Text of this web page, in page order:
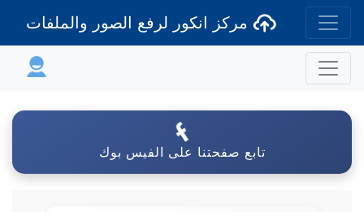
مركز انكور لرفع الصور والملفات
تابع صفحتنا على الفيس بوك